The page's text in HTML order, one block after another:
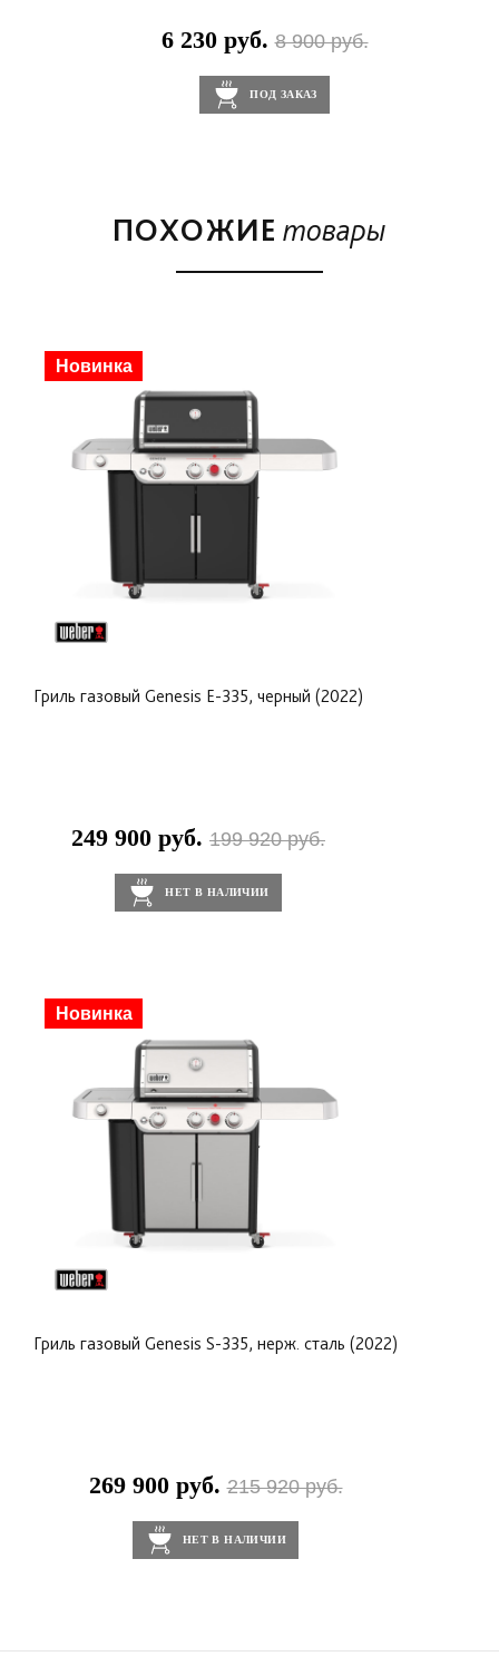
6 230 руб.8 900 руб.
ПОД ЗАКАЗ
ПОХОЖИЕ товары
Скидка
Новинка
Гриль газовый Genesis E-335, черный (2022)
249 900 руб. 199 920 руб.
НЕТ В НАЛИЧИИ
Скидка
Новинка
Гриль газовый Genesis S-335, нерж. сталь (2022)
269 900 руб.215 920 руб.
НЕТ В НАЛИЧИИ